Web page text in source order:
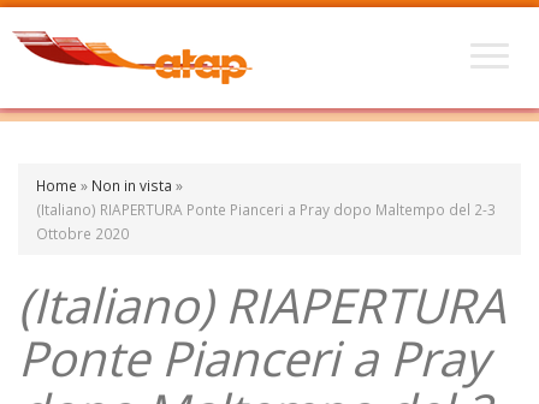
Home » Non in vista »
(Italiano) RIAPERTURA Ponte Pianceri a Pray dopo Maltempo del 2-3
Ottobre 2020
(Italiano) RIAPERTURA
Ponte Pianceri a Pray